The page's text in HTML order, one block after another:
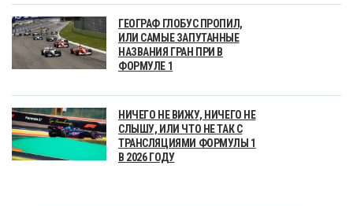
ГЕОГРАФ ГЛОБУС ПРОПИЛ,
ИЛИ САМЫЕ ЗАПУТАННЫЕ
НАЗВАНИЯ ГРАН ПРИ В
ФОРМУЛЕ 1
НИЧЕГО НЕ ВИЖУ, НИЧЕГО НЕ
СЛЫШУ, ИЛИ ЧТО НЕ ТАК С
ТРАНСЛЯЦИЯМИ ФОРМУЛЫ 1
В 2026 ГОДУ